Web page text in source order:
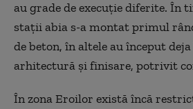
au grade de execuţie diferite. În
stații abia s-a montat primul
de beton, în altele au început
arhitectură şi finisare, potrivit
În zona Eroilor există încă